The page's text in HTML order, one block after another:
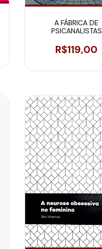
A FÁBRICA DE
PSICANALISTAS
R$119,00